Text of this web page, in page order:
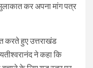
कर अपना मांग पत्र
करते हुए उत्तराखंड
ने कहा कि